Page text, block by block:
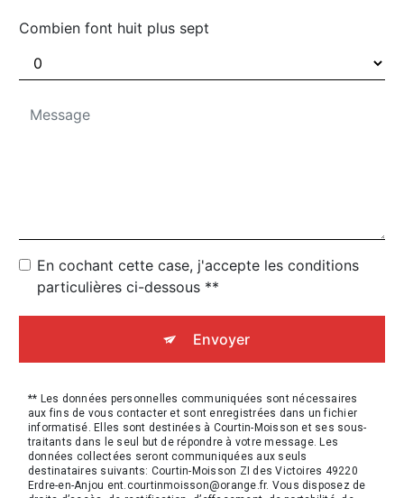
Combien font huit plus sept
En cochant cette case, j'accepte les conditions
particulières ci-dessous **
Envoyer
** Les données personnelles communiquées sont nécessaires
aux fins de vous contacter et sont enregistrées dans un fichier
informatisé. Elles sont destinées à Courtin-Moisson et ses sous-
traitants dans le seul but de répondre à votre message. Les
données collectées seront communiquées aux seuls
destinataires suivants: Courtin-Moisson ZI des Victoires 49220
Erdre-en-Anjou ent.courtinmoisson@orange.fr. Vous disposez de